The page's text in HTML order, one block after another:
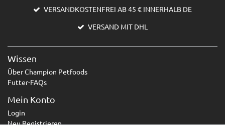
VERSANDKOSTENFREI AB 45 € INNERHALB DE
VERSAND MIT DHL
Wissen
Über Champion Petfoods
Futter-FAQs
Mein Konto
Login
Neu Registrieren